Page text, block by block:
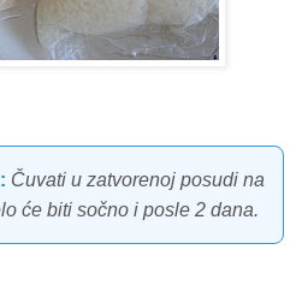
Čuvati u zatvorenoj posudi na
će biti sočno i posle 2 dana.